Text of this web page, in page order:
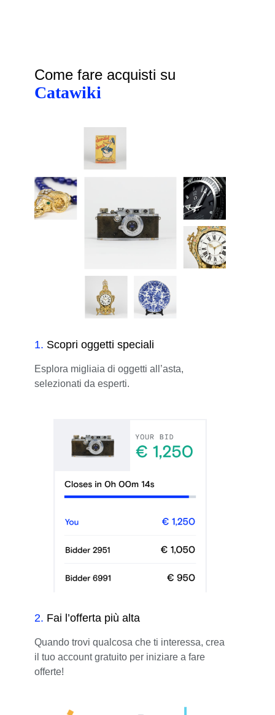
Come fare acquisti su
Catawiki
1. Scopri oggetti speciali
Esplora migliaia di oggetti all’asta,
selezionati da esperti.
2. Fai l’offerta più alta
Quando trovi qualcosa che ti interessa, crea
il tuo account gratuito per iniziare a fare
offerte!